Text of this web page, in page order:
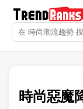
時尚惡魔